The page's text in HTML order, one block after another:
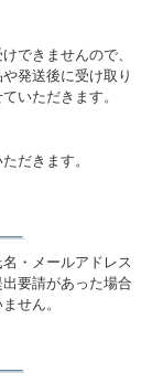
できませんので、
発送後に受け取り
いただきます。
だきます。
・メールアドレス
要請があった場合
せん。